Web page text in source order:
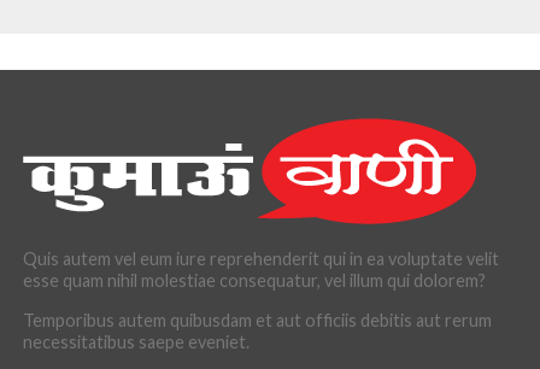
Quis autem vel eum iure reprehenderit qui in ea voluptate velit
esse quam nihil molestiae consequatur, vel illum qui dolorem?
Temporibus autem quibusdam et aut officiis debitis aut rerum
necessitatibus saepe eveniet.